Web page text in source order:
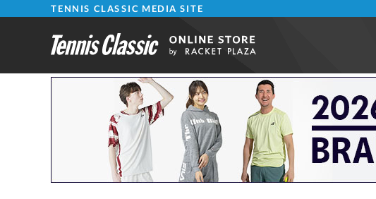
TENNIS CLASSIC MEDIA SITE